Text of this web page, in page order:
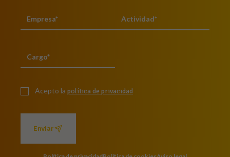
Acepto la política de privacidad
Enviar